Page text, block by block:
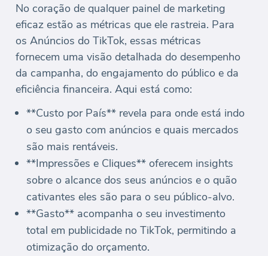
No coração de qualquer painel de marketing
eficaz estão as métricas que ele rastreia. Para
os Anúncios do TikTok, essas métricas
fornecem uma visão detalhada do desempenho
da campanha, do engajamento do público e da
eficiência financeira. Aqui está como:
**Custo por País** revela para onde está indo
o seu gasto com anúncios e quais mercados
são mais rentáveis.
**Impressões e Cliques** oferecem insights
sobre o alcance dos seus anúncios e o quão
cativantes eles são para o seu público-alvo.
**Gasto** acompanha o seu investimento
total em publicidade no TikTok, permitindo a
otimização do orçamento.